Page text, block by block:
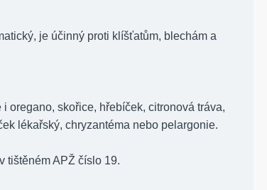
je účinný proti klíšťatům, blechám a
oregano, skořice, hřebíček, citronová tráva,
lékařský, chryzantéma nebo pelargonie.
tištěném APŽ číslo 19.